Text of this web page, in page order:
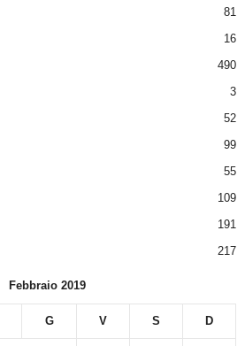
81
16
490
3
52
99
55
109
191
217
Febbraio 2019
G V S D